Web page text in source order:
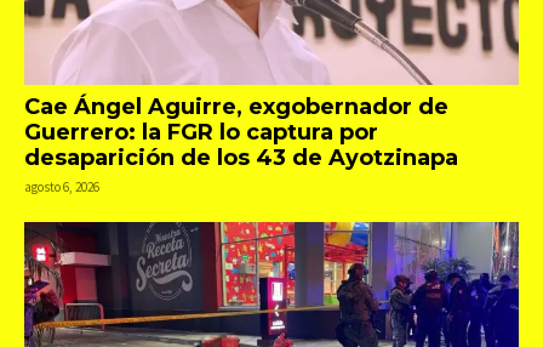
Cae Ángel Aguirre, exgobernador de
Guerrero: la FGR lo captura por
desaparición de los 43 de Ayotzinapa
agosto 6, 2026